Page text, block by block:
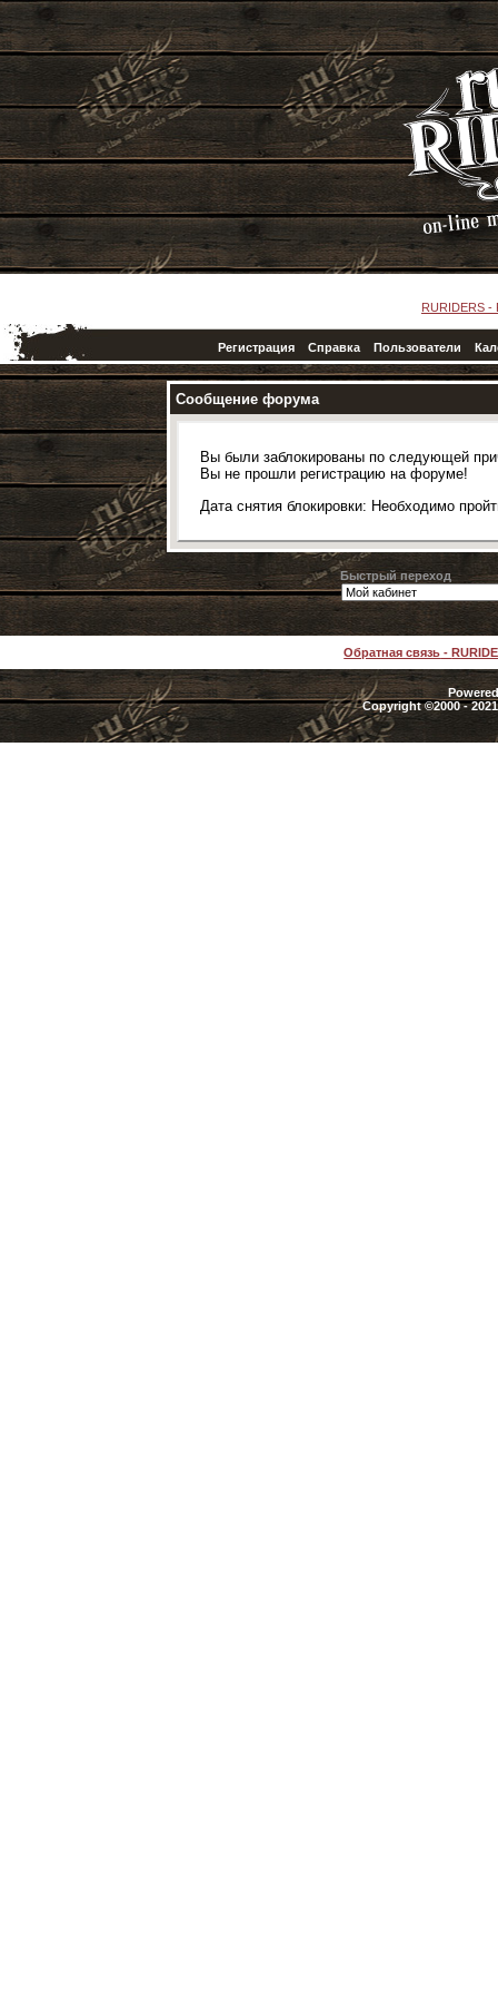
RURIDERS -
Регистрация Справка Пользователи
Сообщение форума
Вы были заблокированы по следующей
Вы не прошли регистрацию на форуме!
Дата снятия блокировки: Необходимо
Быстрый переход
Обратная связь -
Copyright ©2000 -